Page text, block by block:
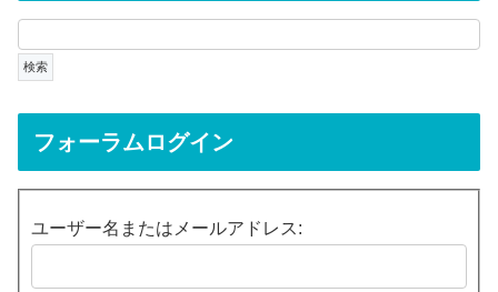
フォーラムログイン
ユーザー名またはメールアドレス: